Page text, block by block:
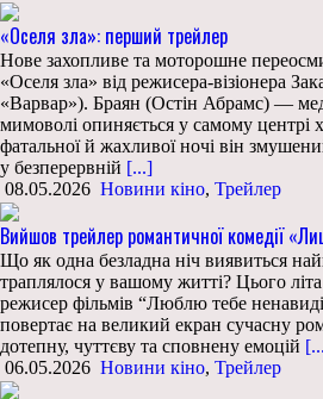
«Оселя зла»: перший трейлер
Нове захопливе та моторошне
«Оселя зла» від режисера-візіонера
«Варвар»). Браян (Остін Абрамс) —
мимоволі опиняється у самому центрі
фатальної й жахливої ночі він
у безперервній [...]
08.05.2026 Новини кіно, Трейлер
Вийшов трейлер романтичної комедії
Що як одна безладна ніч виявиться
траплялося у вашому житті? Цього
режисер фільмів “Люблю тебе
повертає на великий екран сучасну
дотепну, чуттєву та сповнену емоцій
06.05.2026 Новини кіно, Трейлер